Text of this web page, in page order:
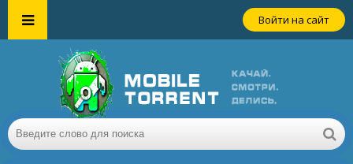
Войти на сайт